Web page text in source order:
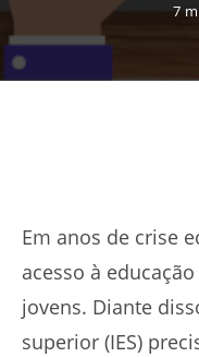
7
Em anos de crise
acesso à
jovens. Diante
superior (IES)